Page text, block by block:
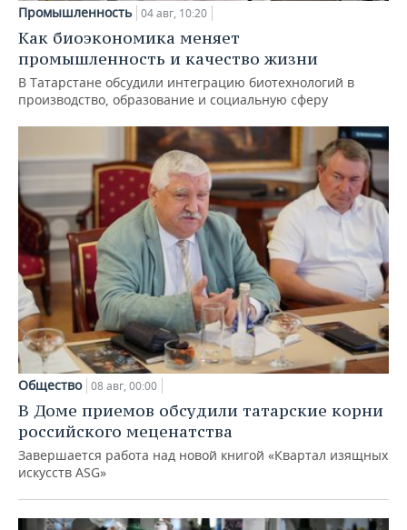
Промышленность 04 авг, 10:20
Как биоэкономика меняет
промышленность и качество жизни
В Татарстане обсудили интеграцию биотехнологий в
производство, образование и социальную сферу
Общество 08 авг, 00:00
В Доме приемов обсудили татарские корни
российского меценатства
Завершается работа над новой книгой «Квартал изящных
искусств ASG»